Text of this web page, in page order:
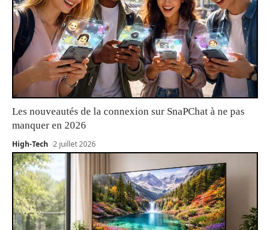
Les nouveautés de la connexion sur SnaPChat à ne pas
manquer en 2026
High-Tech 2 juillet 2026